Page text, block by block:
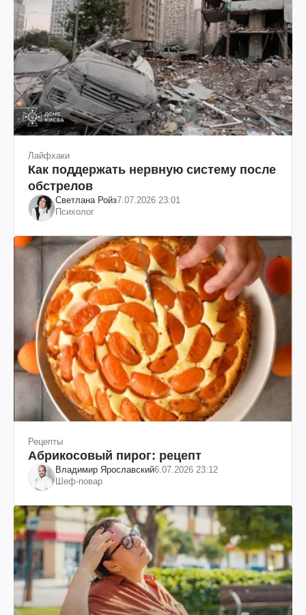
Лайфхаки
Как поддержать нервную систему после
обстрелов
Светлана Ройз7.07.2026 23:01
Психолог
Рецепты
Абрикосовый пирог: рецепт
Владимир Ярославский6.07.2026 23:12
Шеф-повар